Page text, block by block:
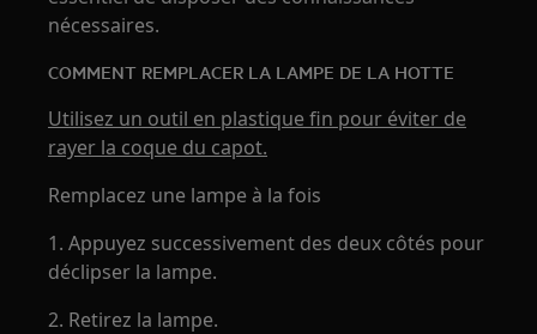
nécessaires.
COMMENT REMPLACER LA LAMPE DE LA HOTTE
Utilisez un outil en plastique fin pour éviter de
rayer la coque du capot.
Remplacez une lampe à la fois
1. Appuyez successivement des deux côtés pour
déclipser la lampe.
2. Retirez la lampe.